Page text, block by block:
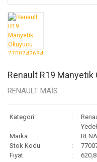
Renault R19
RENAULT MAİS
Kategori
Marka
Stok Kodu
Fiyat